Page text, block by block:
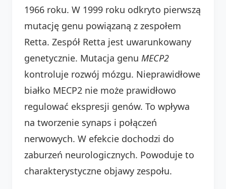
1966 roku. W 1999 roku odkryto pierwszą
mutację genu powiązaną z zespołem
Retta. Zespół Retta jest uwarunkowany
genetycznie. Mutacja genu MECP2
kontroluje rozwój mózgu. Nieprawidłowe
białko MECP2 nie może prawidłowo
regulować ekspresji genów. To wpływa
na tworzenie synaps i połączeń
nerwowych. W efekcie dochodzi do
zaburzeń neurologicznych. Powoduje to
charakterystyczne objawy zespołu.